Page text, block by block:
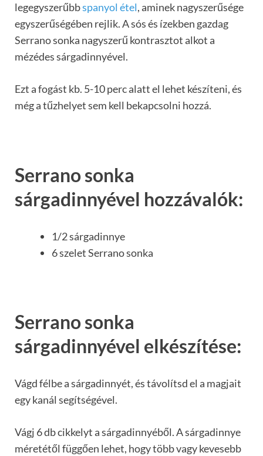
legegyszerűbbspanyol étel, aminek nagyszerűsége
egyszerűségében rejlik. A sós és ízekben gazdag
Serrano sonka nagyszerű kontrasztot alkot a
mézédes sárgadinnyével.
Ezt a fogást kb. 5-10 perc alatt el lehet készíteni, és
még a tűzhelyet sem kell bekapcsolni hozzá.
Serrano sonka
sárgadinnyével hozzávalók:
1/2 sárgadinnye
6 szelet Serrano sonka
Serrano sonka
sárgadinnyével elkészítése:
Vágd félbe a sárgadinnyét, és távolítsd el a magjait
egy kanál segítségével.
Vágj 6 db cikkelyt a sárgadinnyéből. A sárgadinnye
méretétől függően lehet, hogy több vagy kevesebb